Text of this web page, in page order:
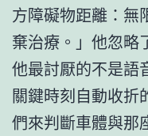
方障礙物距離：無
棄治療。」他忽略
他最討厭的不是語
關鍵時刻自動收折
們來判斷車體與那